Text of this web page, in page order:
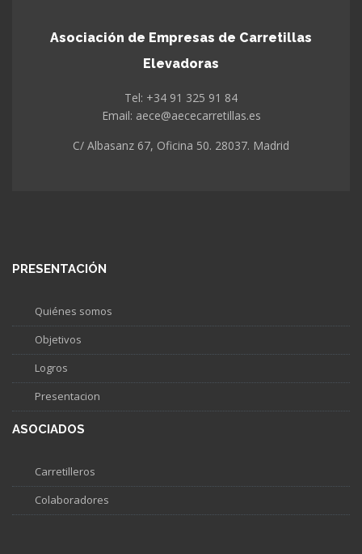
Asociación de Empresas de Carretillas
Elevadoras
Tel: +34 91 325 91 84
Email: aece@aececarretillas.es
C/ Albasanz 67, Oficina 50. 28037. Madrid
PRESENTACIÓN
Quiénes somos
Objetivos
Logros
Presentacion
ASOCIADOS
Carretilleros
Colaboradores